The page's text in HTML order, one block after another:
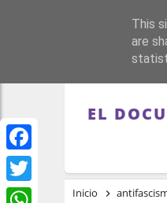
Facebook
Twitter
EL
Inicio
This
are